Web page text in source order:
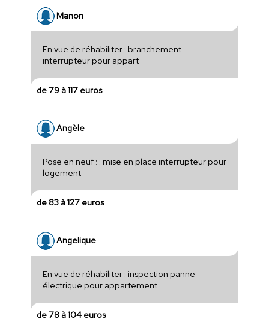
Manon
En vue de réhabiliter : branchement
interrupteur pour appart
de 79 à 117 euros
Angèle
Pose en neuf : : mise en place interrupteur pour
logement
de 83 à 127 euros
Angelique
En vue de réhabiliter : inspection panne
électrique pour appartement
de 78 à 104 euros